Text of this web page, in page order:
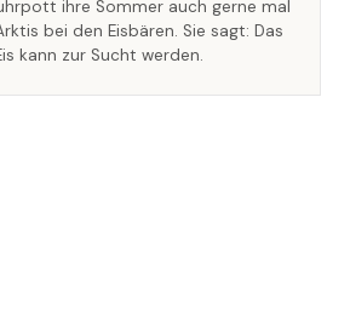
ihre Sommer auch gerne mal
bei den Eisbären. Sie sagt: Das
kann zur Sucht werden.